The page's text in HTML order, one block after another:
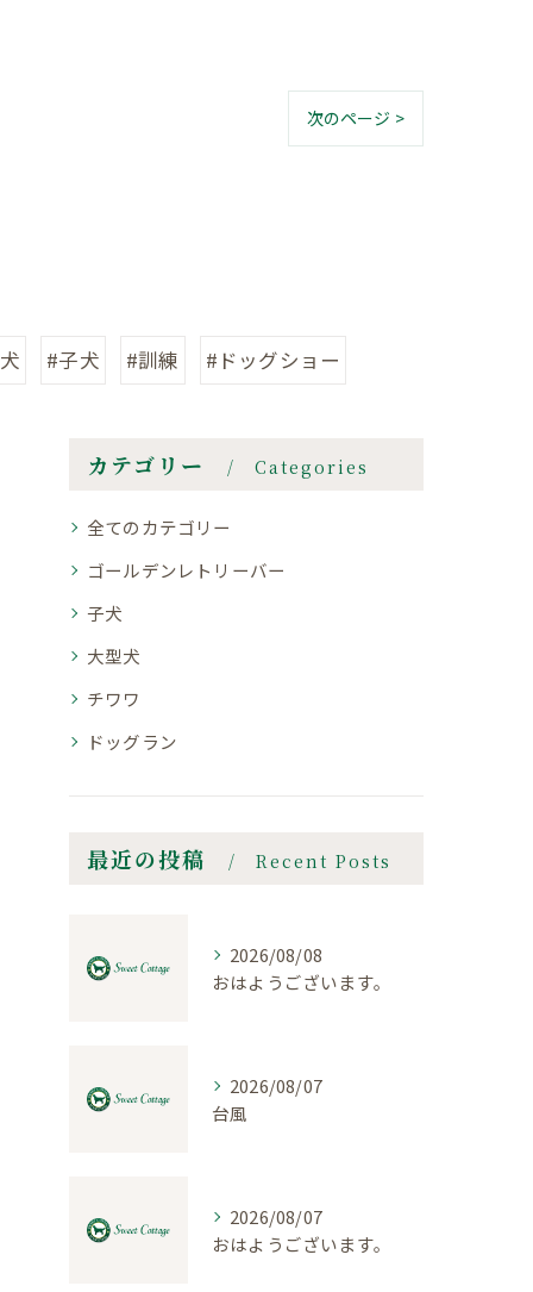
次のページ >
#子犬 #訓練 #ドッグショー
カテゴリー Categories
全てのカテゴリー
ゴールデンレトリーバー
子犬
大型犬
チワワ
ドッグラン
最近の投稿 Recent Posts
2026/08/08
おはようございます。
2026/08/07
台風
2026/08/07
おはようございます。